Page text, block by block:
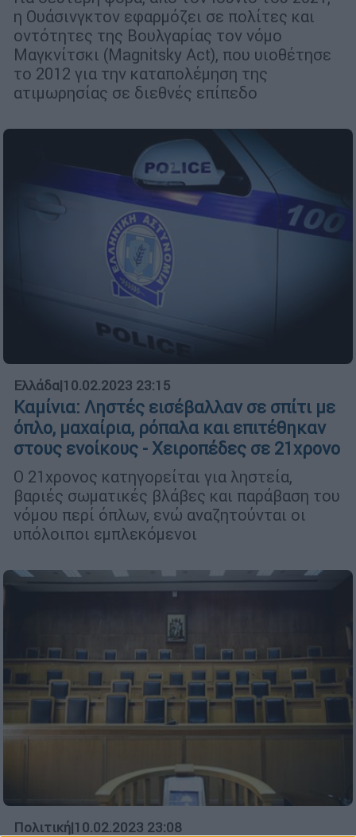
η Ουάσινγκτον εφαρμόζει σε πολίτες και
οντότητες της Βουλγαρίας τον νόμο
Μαγκνίτσκι (Magnitsky Act), που υιοθέτησε
το 2012 για την καταπολέμηση της
ατιμωρησίας σε διεθνές επίπεδο
Ελλάδα|10.02.2023 23:15
Καμίνια: Ληστές εισέβαλλαν σε σπίτι με
όπλο, μαχαίρια, ρόπαλα και επιτέθηκαν
στους ενοίκους - Χειροπέδες σε 21χρονο
Ο 21χρονος κατηγορείται για ληστεία,
βαριές σωματικές βλάβες και παράβαση του
νόμου περί όπλων, ενώ αναζητούνται οι
υπόλοιποι εμπλεκόμενοι
Πολιτική|10.02.2023 23:08